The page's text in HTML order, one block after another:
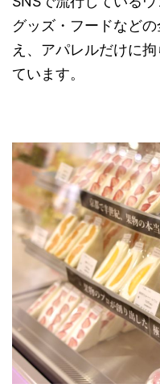
グッズ・フードなど
え、アパレルだけに
ています。